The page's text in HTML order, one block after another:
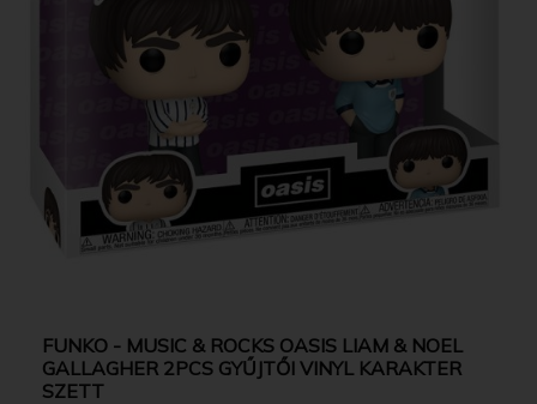
FUNKO - MUSIC & ROCKS OASIS LIAM & NOEL
GALLAGHER 2PCS GYŰJTŐI VINYL KARAKTER
SZETT